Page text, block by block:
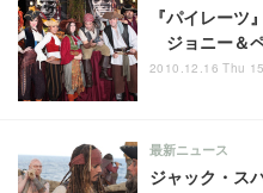
『パイレーツ
ジョニー＆
2010.12.16 Thu
ジャック・ス
最新ニュース